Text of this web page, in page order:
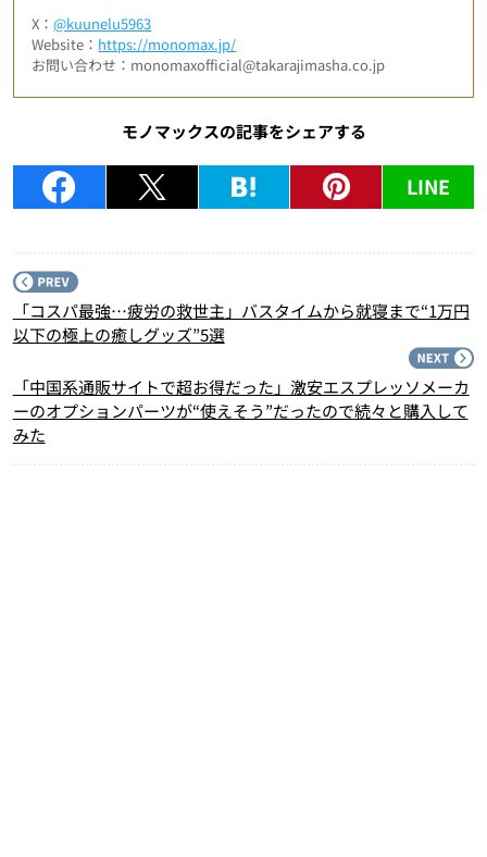
X：@kuunelu5963
Website： https://monomax.jp/
お問い合わせ：monomaxofficial@takarajimasha.co.jp
モノマックスの記事をシェアする
LINE
「コスパ最強…疲労の救世主」バスタイムから就寝まで“1万円
以下の極上の癒しグッズ”5選
「中国系通販サイトで超お得だった」激安エスプレッソメーカ
ーのオプションパーツが“使えそう”だったので続々と購入して
みた